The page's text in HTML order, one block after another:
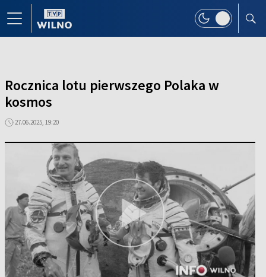
Rocznica lotu pierwszego Polaka w
kosmos
27.06.2025, 19:20